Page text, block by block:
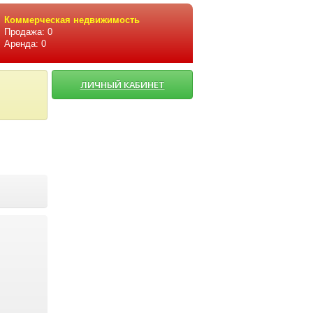
Коммерческая недвижимость
Продажа: 0
Аренда: 0
ЛИЧНЫЙ КАБИНЕТ